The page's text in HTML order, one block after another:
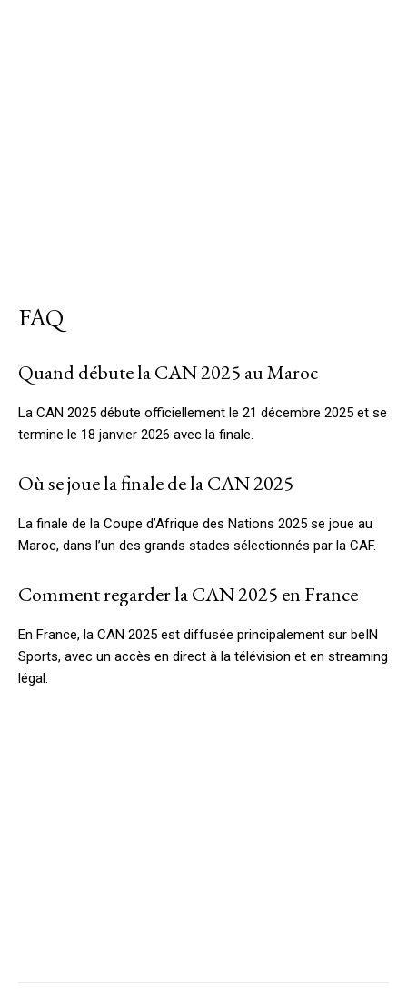
FAQ
Quand débute la CAN 2025 au Maroc
La CAN 2025 débute officiellement le 21 décembre 2025 et se
termine le 18 janvier 2026 avec la finale.
Où se joue la finale de la CAN 2025
La finale de la Coupe d’Afrique des Nations 2025 se joue au
Maroc, dans l’un des grands stades sélectionnés par la CAF.
Comment regarder la CAN 2025 en France
En France, la CAN 2025 est diffusée principalement sur beIN
Sports, avec un accès en direct à la télévision et en streaming
légal.